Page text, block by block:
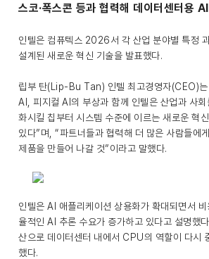
스코·폭스콘 등과 협력해 데이터센터용
인텔은 컴퓨텍스 2026서 각 산업 분야별 특정
설계된 새로운 혁신 기술을 발표했다.
립부 탄(Lip-Bu Tan) 인텔 최고경영자(CEO)는
AI, 피지컬 AI의 부상과 함께 인텔은 산업과 사
화시킬 칩부터 시스템 수준에 이르는 새로운 혁
있다”며, “파트너들과 협력해 더 많은 사람들에
제품을 만들어 나갈 것”이라고 말했다.
인텔은 AI 애플리케이션 상용화가 확대되면서
율적인 AI 추론 수요가 증가하고 있다고 설명했
산으로 데이터센터 내에서 CPU의 역할이 다시
했다.